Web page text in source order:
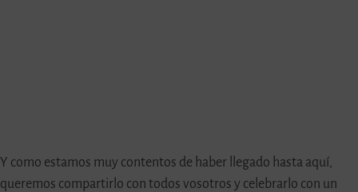
Y como estamos muy contentos de haber llegado hasta aquí,
queremos compartirlo con todos vosotros y celebrarlo con un